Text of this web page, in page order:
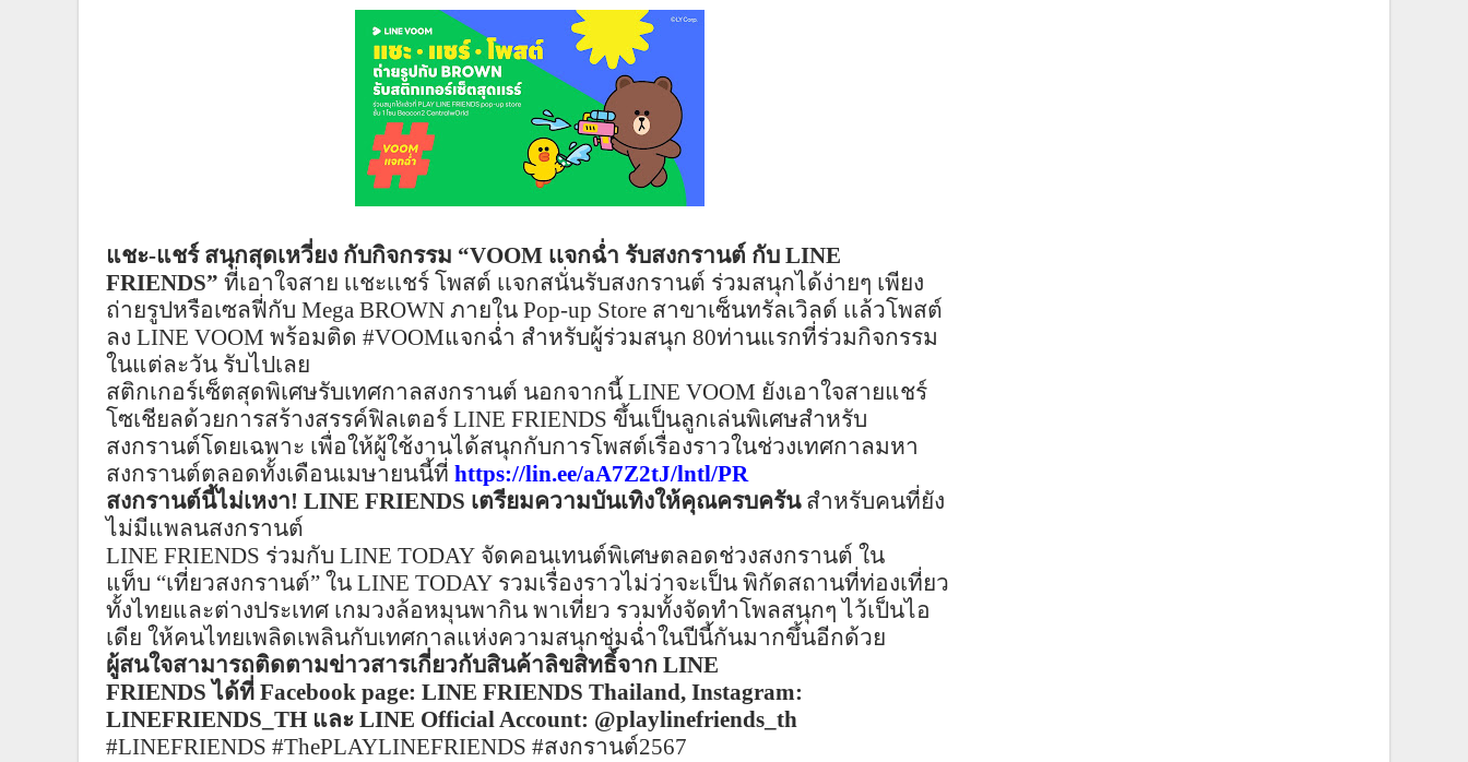
แชะ-แชร์ สนุกสุดเหวี่ยง กับกิจกรรม “VOOM เเจกฉ่ำ รับสงกรานต์ กับ LINE
FRIENDS” ที่เอาใจสาย เเชะเเชร์ โพสต์ เเจกสนั่นรับสงกรานต์ ร่วมสนุกได้ง่ายๆ เพียง
ถ่ายรูปหรือเซลฟี่กับ Mega BROWN ภายใน Pop-up Store สาขาเซ็นทรัลเวิลด์ เเล้วโพสต์
ลง LINE VOOM พร้อมติด #VOOMแจกฉ่ำ สำหรับผู้ร่วมสนุก 80ท่านแรกที่ร่วมกิจกรรม
ในแต่ละวัน รับไปเลย
สติกเกอร์เซ็ตสุดพิเศษรับเทศกาลสงกรานต์ นอกจากนี้ LINE VOOM ยังเอาใจสายแชร์
โซเชียลด้วยการสร้างสรรค์ฟิลเตอร์ LINE FRIENDS ขึ้นเป็นลูกเล่นพิเศษสำหรับ
สงกรานต์โดยเฉพาะ เพื่อให้ผู้ใช้งานได้สนุกกับการโพสต์เรื่องราวในช่วงเทศกาลมหา
สงกรานต์ตลอดทั้งเดือนเมษายนนี้ที่ https://lin.ee/aA7Z2tJ/lntl/PR
สงกรานต์นี้ไม่เหงา! LINE FRIENDS เตรียมความบันเทิงให้คุณครบครันสำหรับคนที่ยัง
ไม่มีแพลนสงกรานต์
LINE FRIENDS ร่วมกับ LINE TODAY จัดคอนเทนต์พิเศษตลอดช่วงสงกรานต์ ใน
แท็บ “เที่ยวสงกรานต์” ใน LINE TODAY รวมเรื่องราวไม่ว่าจะเป็น พิกัดสถานที่ท่องเที่ยว
ทั้งไทยและต่างประเทศ เกมวงล้อหมุนพากิน พาเที่ยว รวมทั้งจัดทำโพลสนุกๆ ไว้เป็นไอ
เดีย ให้คนไทยเพลิดเพลินกับเทศกาลแห่งความสนุกชุ่มฉ่ำในปีนี้กันมากขึ้นอีกด้วย
ผู้สนใจสามารถติดตามข่าวสารเกี่ยวกับสินค้าลิขสิทธิ์จาก LINE
FRIENDSได้ที่ Facebook page: LINE FRIENDS Thailand, Instagram:
LINEFRIENDS_TH และ LINE Official Account: @playlinefriends_th
#LINEFRIENDS #ThePLAYLINEFRIENDS #สงกรานต์2567